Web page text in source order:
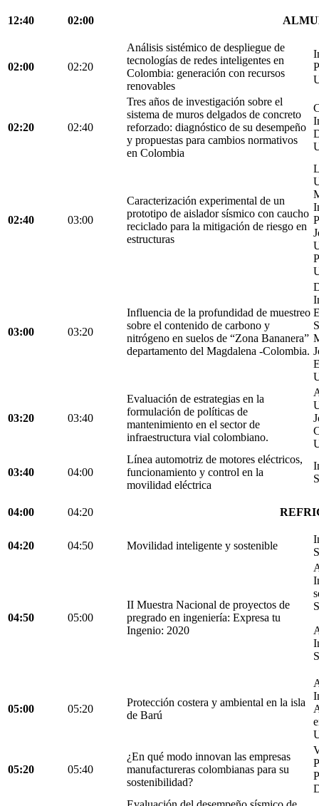
12:40 02:00
02:00 02:20
Análisis sistémico de despliegue de
tecnologías de redes inteligentes en
Colombia: generación con recursos
renovables
02:20 02:40
Tres años de investigación sobre el
sistema de muros delgados de concreto
reforzado: diagnóstico de su desempeño
y propuestas para cambios normativos
en Colombia
02:40 03:00
Caracterización experimental de un
prototipo de aislador sísmico con caucho
reciclado para la mitigación de riesgo en
estructuras
03:00 03:20
Influencia de la profundidad de muestreo
sobre el contenido de carbono y
nitrógeno en suelos de “Zona Bananera”
departamento del Magdalena -Colombia.
03:20 03:40
Evaluación de estrategias en la
formulación de políticas de
mantenimiento en el sector de
infraestructura vial colombiano.
03:40 04:00
Línea automotriz de motores eléctricos,
funcionamiento y control en la
movilidad eléctrica
04:00 04:20
04:20 04:50 Movilidad inteligente y sostenible
04:50 05:00
II Muestra Nacional de proyectos de
pregrado en ingeniería: Expresa tu
Ingenio: 2020
05:00 05:20
Protección costera y ambiental en la isla
de Barú
05:20 05:40
¿En qué modo innovan las empresas
manufactureras colombianas para su
sostenibilidad?